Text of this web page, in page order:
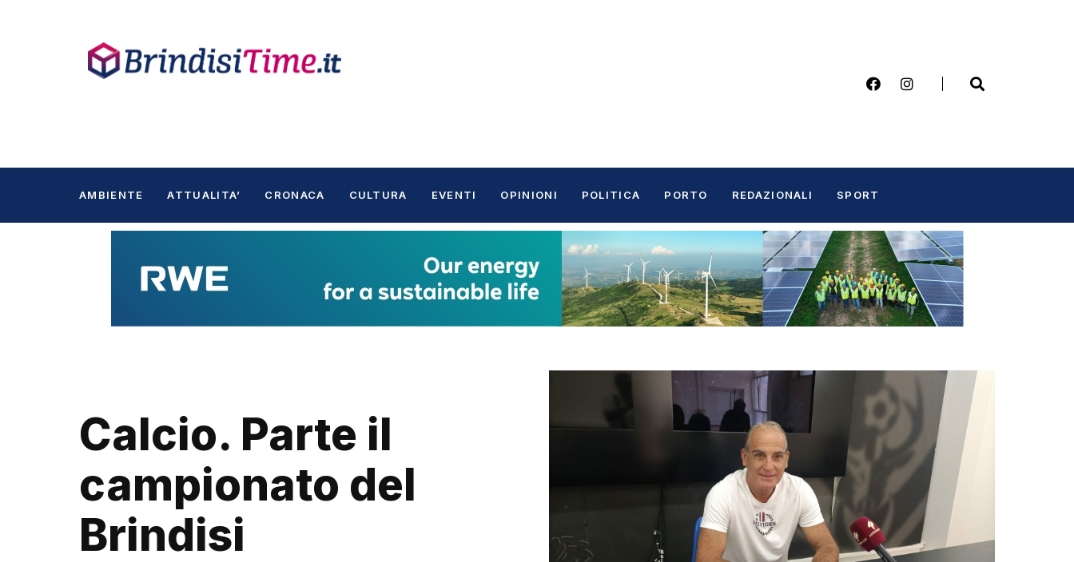
AMBIENTE ATTUALITA’ CRONACA CULTURA EVENTI OPINIONI POLITICA PORTO REDAZIONALI SPORT
Calcio. Parte il
campionato del
Brindisi